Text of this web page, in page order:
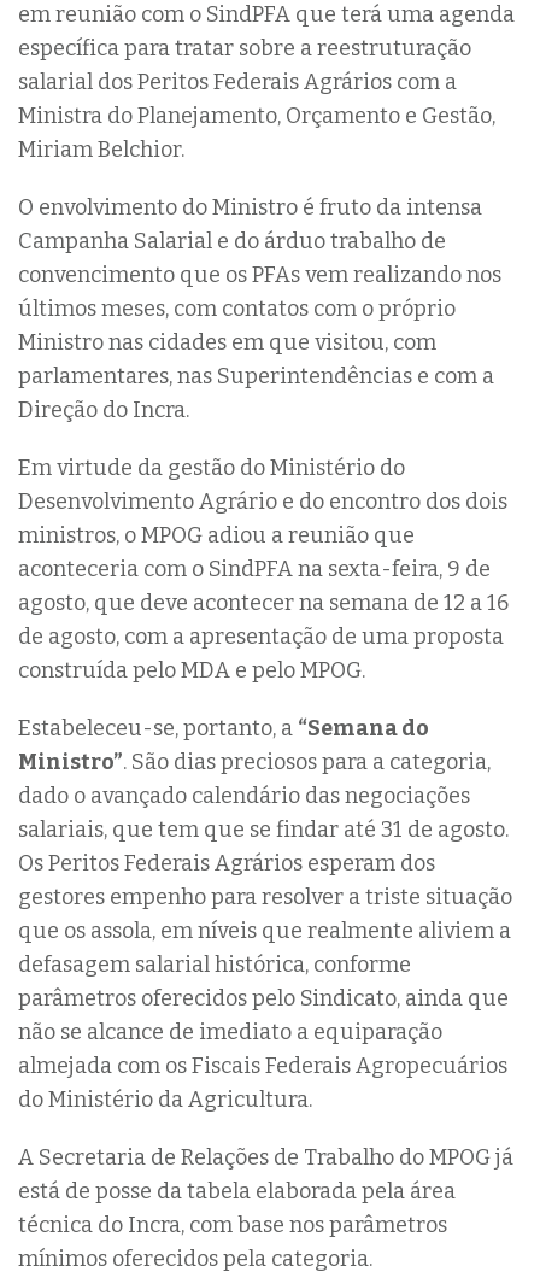
em reunião com o SindPFA que terá uma agenda
específica para tratar sobre a reestruturação
salarial dos Peritos Federais Agrários com a
Ministra do Planejamento, Orçamento e Gestão,
Miriam Belchior.
O envolvimento do Ministro é fruto da intensa
Campanha Salarial e do árduo trabalho de
convencimento que os PFAs vem realizando nos
últimos meses, com contatos com o próprio
Ministro nas cidades em que visitou, com
parlamentares, nas Superintendências e com a
Direção do Incra.
Em virtude da gestão do Ministério do
Desenvolvimento Agrário e do encontro dos dois
ministros, o MPOG adiou a reunião que
aconteceria com o SindPFA na sexta-feira, 9 de
agosto, que deve acontecer na semana de 12 a 16
de agosto, com a apresentação de uma proposta
construída pelo MDA e pelo MPOG.
Estabeleceu-se, portanto, a “Semana do
Ministro”. São dias preciosos para a categoria,
dado o avançado calendário das negociações
salariais, que tem que se findar até 31 de agosto.
Os Peritos Federais Agrários esperam dos
gestores empenho para resolver a triste situação
que os assola, em níveis que realmente aliviem a
defasagem salarial histórica, conforme
parâmetros oferecidos pelo Sindicato, ainda que
não se alcance de imediato a equiparação
almejada com os Fiscais Federais Agropecuários
do Ministério da Agricultura.
A Secretaria de Relações de Trabalho do MPOG já
está de posse da tabela elaborada pela área
técnica do Incra, com base nos parâmetros
mínimos oferecidos pela categoria.